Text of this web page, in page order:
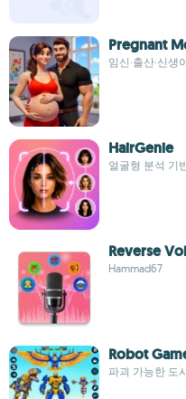
Pregnant
임신·출산·신
HairGenie
얼굴형 분석 기
Reverse
Hammad67
Robot
파괴 가능한 도